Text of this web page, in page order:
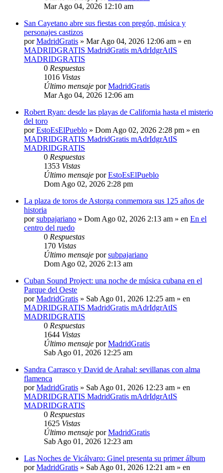
Mar Ago 04, 2026 12:10 am
San Cayetano abre sus fiestas con pregón, música y
personajes castizos
porMadridGratis » Mar Ago 04, 2026 12:06 am » en
MADRIDGRATIS MadridGratis mAdrIdgrAtIS
MADRIDGRATIS
0 Respuestas
1016 Vistas
Último mensaje porMadridGratis
Mar Ago 04, 2026 12:06 am
Robert Ryan: desde las playas de California hasta el misterio
del toro
porEstoEsElPueblo » Dom Ago 02, 2026 2:28 pm » en
MADRIDGRATIS MadridGratis mAdrIdgrAtIS
MADRIDGRATIS
0 Respuestas
1353 Vistas
Último mensaje porEstoEsElPueblo
Dom Ago 02, 2026 2:28 pm
La plaza de toros de Astorga conmemora sus 125 años de
historia
porsubpajariano » Dom Ago 02, 2026 2:13 am » en En el
centro del ruedo
0 Respuestas
170 Vistas
Último mensaje porsubpajariano
Dom Ago 02, 2026 2:13 am
Cuban Sound Project: una noche de música cubana en el
Parque del Oeste
porMadridGratis » Sab Ago 01, 2026 12:25 am » en
MADRIDGRATIS MadridGratis mAdrIdgrAtIS
MADRIDGRATIS
0 Respuestas
1644 Vistas
Último mensaje porMadridGratis
Sab Ago 01, 2026 12:25 am
Sandra Carrasco y David de Arahal: sevillanas con alma
flamenca
porMadridGratis » Sab Ago 01, 2026 12:23 am » en
MADRIDGRATIS MadridGratis mAdrIdgrAtIS
MADRIDGRATIS
0 Respuestas
1625 Vistas
Último mensaje porMadridGratis
Sab Ago 01, 2026 12:23 am
Las Noches de Vicálvaro: Ginel presenta su primer álbum
porMadridGratis » Sab Ago 01, 2026 12:21 am » en